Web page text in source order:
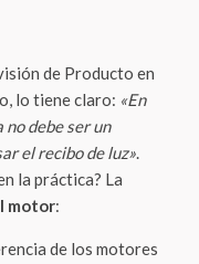
de Producto en
lo tiene claro: «En
no debe ser un
el recibo de luz».
la práctica? La
motor:
de los motores